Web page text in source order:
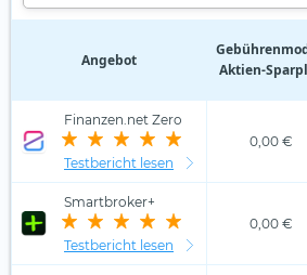
Angebot
Finanzen.net Zero
Testbericht lesen
0,00 €
Smartbroker+
Testbericht lesen
0,00 €